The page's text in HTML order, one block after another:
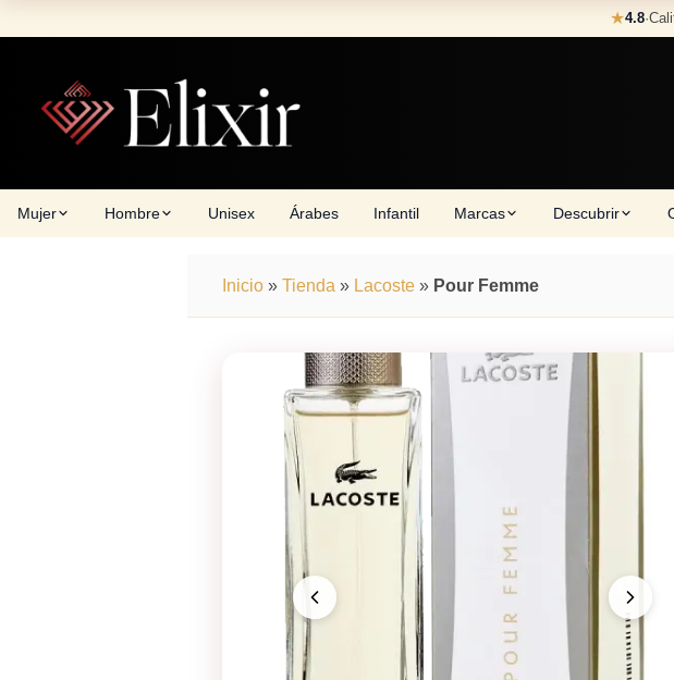
to
★4.8·
Mujer Hombre Unisex Árabes Infantil Marcas Descubrir
Inicio » Tienda » Lacoste » Pour Femme